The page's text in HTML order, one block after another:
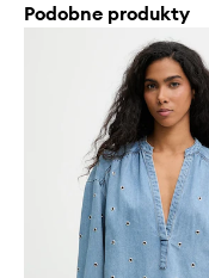
Podobne produkty